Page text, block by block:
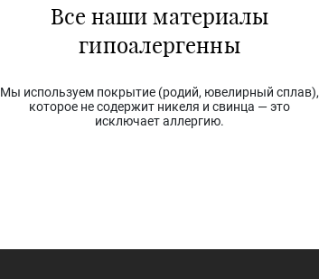
Все наши материалы
гипоалергенны
Мы используем покрытие (родий, ювелирный сплав),
которое не содержит никеля и свинца — это
исключает аллергию.